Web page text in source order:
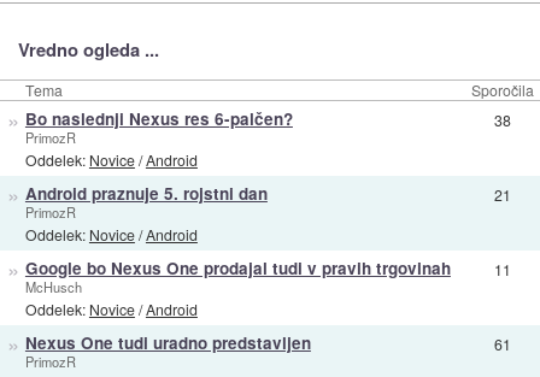
Vredno ogleda ...
Tema Sporočila
» Bo naslednji Nexus res 6-palčen?
PrimozR
Oddelek: Novice/Android
38
» Android praznuje 5. rojstni dan
PrimozR
Oddelek: Novice/Android
21
» Google bo Nexus One prodajal tudi v pravih trgovinah
McHusch
Oddelek: Novice/Android
11
» Nexus One tudi uradno predstavljen
PrimozR
61